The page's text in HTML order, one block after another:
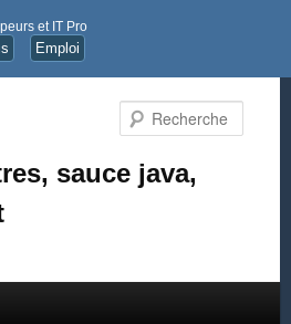
et IT Pro
Emploi
sauce java,